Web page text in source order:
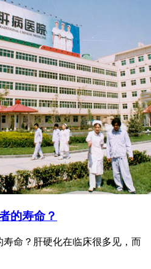
的寿命？
命？肝硬化在临床很多见，而